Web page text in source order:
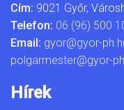
Cím: 9021 Győr,
Telefon: 06 (96) 500
Email: gyor@gyor-
polgarmester@gyor-
Hírek